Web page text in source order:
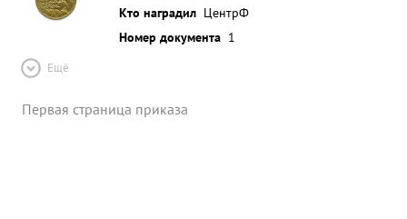
Кто наградил ЦентрФ
Номер документа 1
Ещё
Первая страница приказа